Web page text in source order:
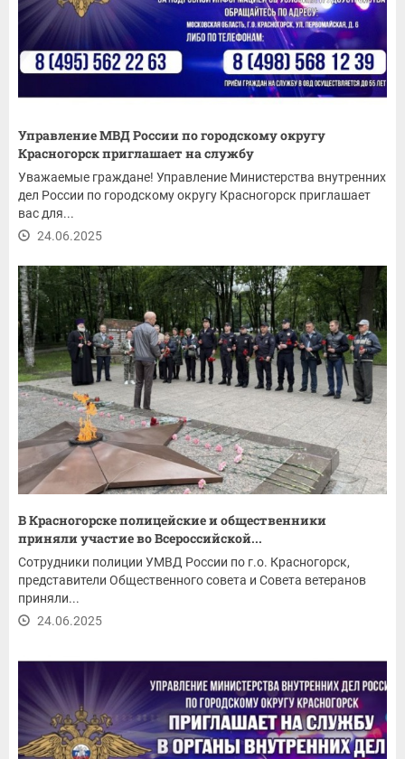
Управление МВД России по городскому округу
Красногорск приглашает на службу
Уважаемые граждане! Управление Министерства внутренних
дел России по городскому округу Красногорск приглашает
вас для...
24.06.2025
В Красногорске полицейские и общественники
приняли участие во Всероссийской...
Сотрудники полиции УМВД России по г.о. Красногорск,
представители Общественного совета и Совета ветеранов
приняли...
24.06.2025